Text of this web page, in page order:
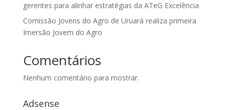
gerentes para alinhar estratégias da ATeG Excelência
Comissão Jovens do Agro de Uruará realiza primeira
Imersão Jovem do Agro
Comentários
Nenhum comentário para mostrar.
Adsense